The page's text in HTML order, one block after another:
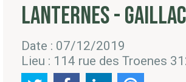
LANTERNES - GAILLAC
Date : 07/12/2019
Lieu : 114 rue des Troenes